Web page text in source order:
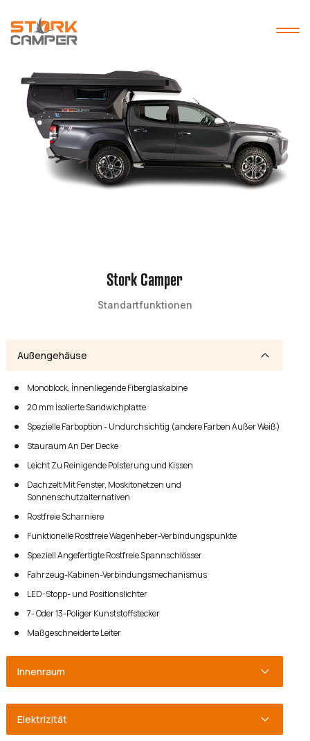
Stork Camper
Standartfunktionen
Außengehäuse
Monoblock, İnnenliegende Fiberglaskabine
20 mm İsolierte Sandwichplatte
Spezielle Farboption - Undurchsichtig (andere Farben Außer Weiß)
Stauraum An Der Decke
Leicht Zu Reinigende Polsterung und Kissen
Dachzelt Mit Fenster, Moskitonetzen und
Sonnenschutzalternativen
Rostfreie Scharniere
Funktionelle Rostfreie Wagenheber-Verbindungspunkte
Speziell Angefertigte Rostfreie Spannschlösser
Fahrzeug-Kabinen-Verbindungsmechanismus
LED-Stopp- und Positionslichter
7- Oder 13-Poliger Kunststoffstecker
Maßgeschneiderte Leiter
Innenraum
Elektrizität